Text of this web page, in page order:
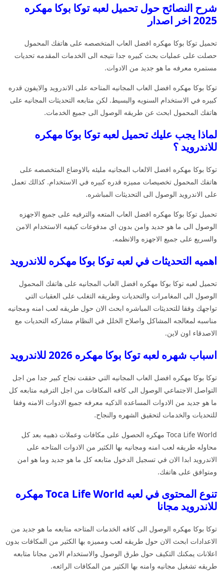
شرح النصائح حول تحميل لعبه توكا بوكا مهكره
2025 اخر اصدار
تحميل توكا بوكا مهكره افضل العاب المتخصصه على هاتفك المحمول
حصلت على عمليات بحث كبيره جدا نتيجه الى الخدمات المقدمه تحديات
مستمره معرفه ما هو جديد من الادوات.
توكا بوكا مهكره افضل العاب المجانيه المتاحه على الاندرويد والايفون قدره
كبيره في الاستخدام السنويه والبسيط. لكن متابعه التحديثات المجانيه على
هاتفك المحمول ابحث عن طريقه الوصول الى جميع الخدمات.
لماذا يجب عليك تحميل لعبه توكا بوكا مهكره
للاندرويد ؟
توكا بوكا مهكره افضل الالعاب المجانيه مليئه بالاوضاع المتخصصه على
هاتفك المحمول تخصيصات مميزه قدره كبيره في الاستخدام. كذالك تعمل
على الاندرويد الوصول الى التحديثات المباشره.
تحميل توكا بوكا مهكره افضل العاب المتعه والترفيه على جميع الاجهزه
الوصول الى ما هو جديد وامن بدون اي مدفوعات كيفيه الاستخدام الامن
والسريع على جميع الاجهزه والانظمه.
اهميه التحديثات في لعبه توكا بوكا مهكره للاندرويد
تحميل لعبه توكا بوكا مهكره افضل العاب المجانيه على هاتفك المحمول
الوصول الى المغامرات والتحديات وطريقه التغلب على العقبات التي
تواجهك وفقا للتحديثات المباشره ابحث الان حول طريقه لعب امنه ومجانيه
مناسبه لمعالجه المشاكل واصلاح الخلل في النظام مشاركه التحديات مع
الاصدقاء اون لاين.
اسباب شهره لعبه توكا بوكا مهكره 2026 للاندرويد
توكا بوكا مهكره افضل العاب المجانيه التي حققت نجاح كبير جدا من اجل
التواصل الاجتماعي الوصول الى كافه المكافات من اجل الترفيه متابعه كل
ما هو جديد من الادوات المساعده الذكيه معرفه جميع الادوات الامنه وفقا
للتحديات والخدمات لتحقيق الشهره والنجاح.
Toca Life World مهكره الحصول على مكافات وعملات ذهبيه بعد كل
محاوله طريقه لعب امنه ومجانيه بها الكثير من الادوات المتاحه على
الاندرويد ابدا الان في تسجيل الدخول متابعه كل ما هو جديد وما هو امن
ومتوافق على هاتفك.
تنوع المحتوى في لعبه Toca Life World مهكره
للاندرويد مجانا
توكا بوكا مهكره الوصول الى كافه الخدمات المتاحه متابعه ما هو جديد من
الاعدادات ابحث الان حول طريقه لعب ومميزه بها الكثير من المكافات بدون
اعلانات يمكنك التكيف حول طرق الوصول والاستخدام الامن مجانا متابعه
طريقه تشغيل مجانيه وامنه بها الكثير من المكافات الرائعه.